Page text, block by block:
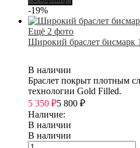
-19%
Ещё 2 фото
Широкий браслет бисмарк
В наличии
Браслет покрыт плотным
технологии Gold Filled.
5 350 ₽5 800 ₽
Наличие:
В наличии
В наличии